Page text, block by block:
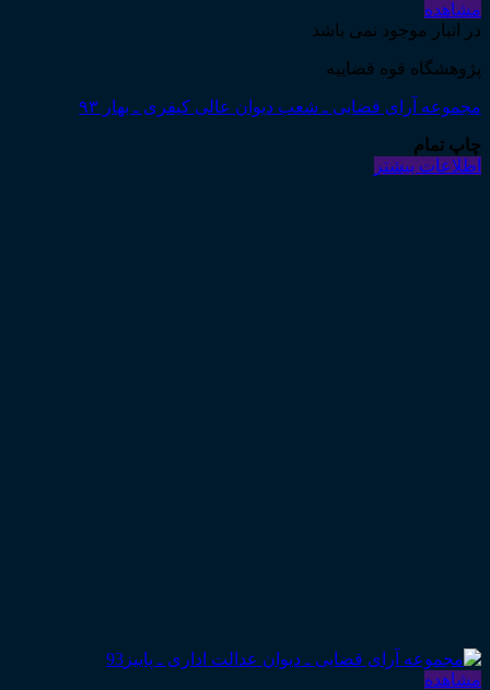
مشاهده
در انبار موجود نمی باشد
پژوهشگاه قوه قضاییه
مجموعه آرای قضایی ـ شعب دیوان عالی کیفری ـ بهار ۹۳
چاپ تمام
اطلاعات بیشتر
مشاهده